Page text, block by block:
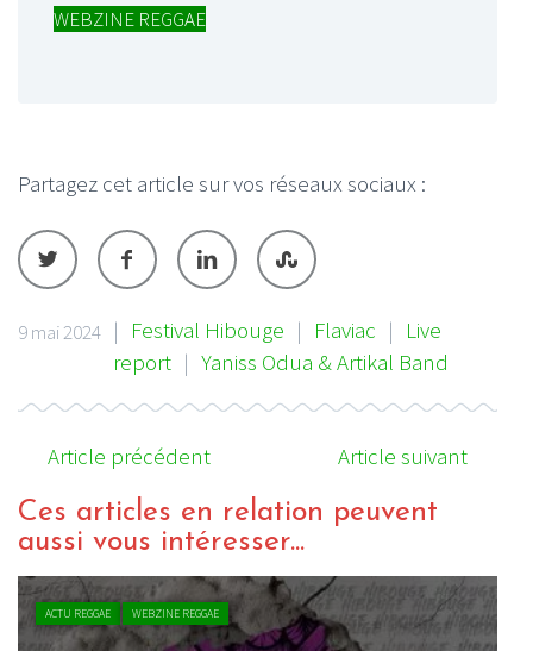
WEBZINE REGGAE
Partagez cet article sur vos réseaux sociaux :
9 mai 2024 | Festival Hibouge | Flaviac | Live
report | Yaniss Odua & Artikal Band
Article précédent Article suivant
Ces articles en relation peuvent
aussi vous intéresser...
ACTU REGGAE WEBZINE REGGAE